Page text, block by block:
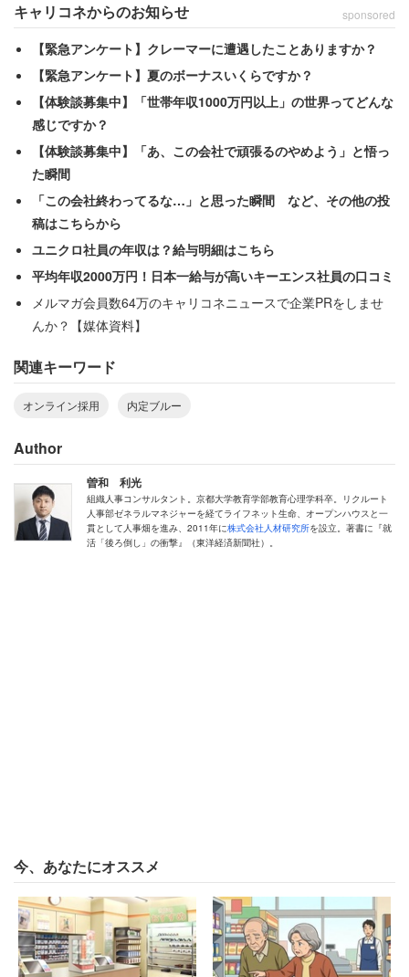
なぜこのようなことが起こるのでしょうか。まず、内定を
受諾して進路をひとつに決めることは、他のすべての選択
肢を捨てる、とてもストレスフルな事柄だということで
す。
「自分には無限の可能性がある」と思えていたことが、そ
も仕方ありません。学生時代という、多くの人にとって楽
しい時期と別れなければいけない予感もストレスになりま
す。
そのストレスは前に進むためにはどうしようもないもので
かと、ある意味誤って感じてしまうのが「内定ブルー」と
何も悪いことをしているわけではないのに、なぜか会社の
せいで不安に陥っていると内定者に思われてしまう。会社
側からすれば「八つ当たり」「とばっちり」のようなもの
で、「こんなに不安になるには、何か会社に問題があるは
ず」という自己正当化に使われる犠牲者なのです。
そもそも情報量や会話量が少ない上に、会社や人事担当者
と内定者との間に心理的な信頼関係ができていないという
ことです。
オンラインでのコミュニケーションでは、知識や情報など
キャリコネからのお知らせ sponsored
【緊急アンケート】クレーマーに遭遇したことありますか？
【緊急アンケート】夏のボーナスいくらですか？
【体験談募集中】「世帯年収1000万円以上」の世界ってどんな
感じですか？
【体験談募集中】「あ、この会社で頑張るのやめよう」と悟っ
た瞬間
「この会社終わってるな…」と思った瞬間 など、その他の投
稿はこちらから
ユニクロ社員の年収は？給与明細はこちら
平均年収2000万円！日本一給与が高いキーエンス社員の口コミ
メルマガ会員数64万のキャリコネニュースで企業PRをしませ
んか？【媒体資料】
関連キーワード
オンライン採用 内定ブルー
Author
曽和 利光
組織人事コンサルタント。京都大学教育学部教育心理学科卒。リクルート
人事部ゼネラルマネジャーを経てライフネット生命、オープンハウスと一
貫として人事畑を進み、2011年に株式会社人材研究所を設立。著書に『就
活「後ろ倒し」の衝撃』（東洋経済新聞社）。
今、あなたにオススメ